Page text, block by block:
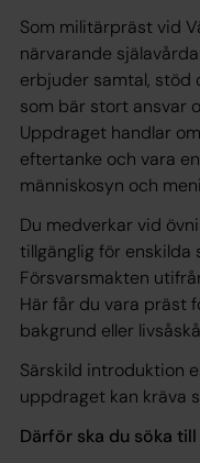
Som militärpräst vid
närvarande
erbjuder samtal, stöd
som bär stort ansvar
Uppdraget handlar
eftertanke och vara
människosyn och
Du medverkar vid
tillgänglig för enskilda
Försvarsmakten
Här får du vara präst
bakgrund eller
Särskild introduktion
uppdraget kan kräva
Därför ska du söka till